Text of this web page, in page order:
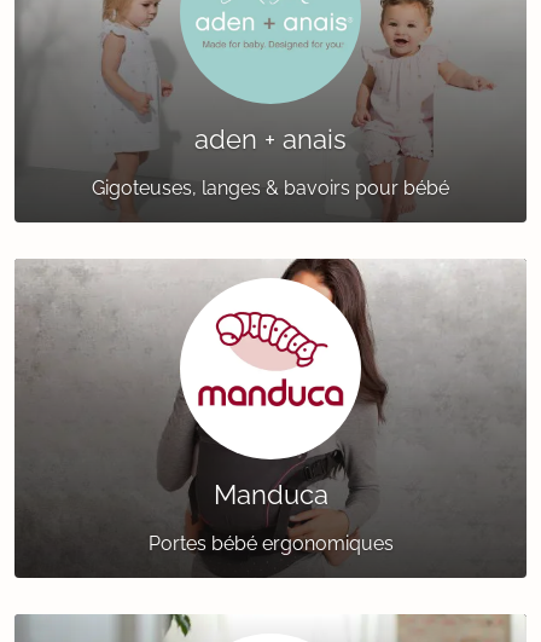
aden + anais
Gigoteuses, langes & bavoirs pour bébé
Manduca
Portes bébé ergonomiques